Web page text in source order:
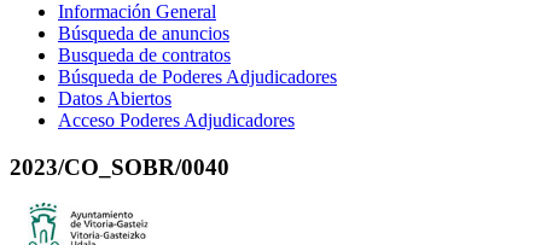
Información General
Búsqueda de anuncios
Busqueda de contratos
Búsqueda de Poderes Adjudicadores
Datos Abiertos
Acceso Poderes Adjudicadores
2023/CO_SOBR/0040